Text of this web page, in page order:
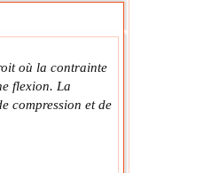
où la contrainte
flexion. La
compression et de